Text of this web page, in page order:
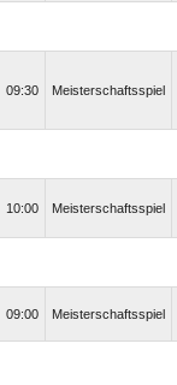
09:30 Meisterschaftsspiel
10:00 Meisterschaftsspiel
09:00 Meisterschaftsspiel